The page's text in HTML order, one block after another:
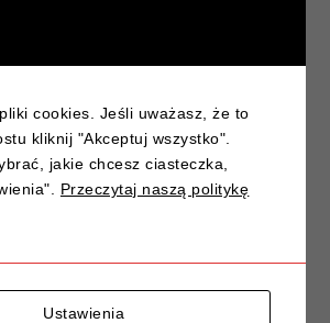
się do egzaminu praktycznego na
które często mylimy – poradnik
cookies. Jeśli uważasz, że to
kliknij "Akceptuj wszystko".
jakie chcesz ciasteczka,
Przeczytaj naszą politykę
Ustawienia